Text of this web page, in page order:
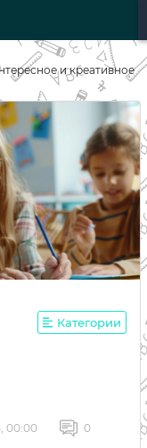
и креативное
Категории
00:00 0